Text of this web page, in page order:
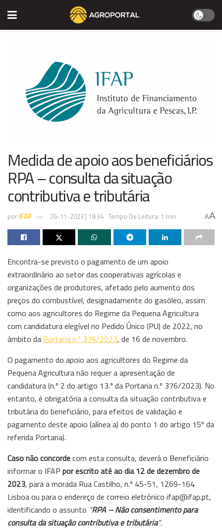
Medida de apoio aos beneficiários
RPA – consulta da situação
contributiva e tributária
por IFAP 26-11-2023 | 18:34 Tempo De Leitura: 1 min AA
Encontra-se previsto o pagamento de um apoio
extraordinário ao setor das cooperativas agrícolas e
organizações de produtores, afetado pelo aumento dos
preços do combustível, designadamente do gasóleo, assim
como aos agricultores do Regime da Pequena Agricultura
com candidatura elegível no Pedido Único (PU) de 2022, no
âmbito da Portaria n.º 376/2023, de 16 de novembro.
O pagamento do apoio aos agricultores do Regime da
Pequena Agricultura não requer a apresentação de
candidatura (n.º 2 do artigo 13.º da Portaria n.º 376/2023). No
entanto, é obrigatória a consulta da situação contributiva e
tributária do beneficiário, para efeitos de validação e
pagamento deste apoio (alínea a) do ponto 1 do artigo 15º da
referida Portaria).
Caso não concordecom esta consulta, deverá o Beneficiário
informar o IFAP por escrito até ao dia 12 de dezembro de
2023, para a morada Rua Castilho, n.º 45-51, 1269-164
Lisboa ou para o endereço de correio eletrónico ifap@ifap.pt,
identificando o assunto “RPA – Não consentimento para
consulta da situação contributiva e tributária“.